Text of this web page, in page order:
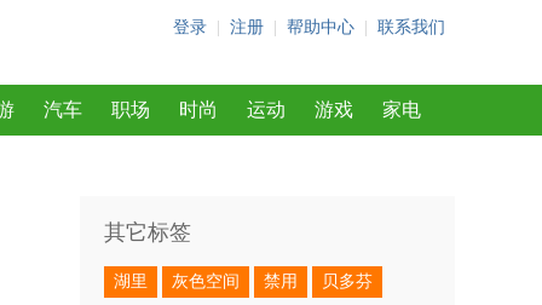
登录 注册 帮助中心 联系我们
汽车 职场 时尚 运动 游戏 家电
其它标签
湖里 灰色空间 禁用 贝多芬